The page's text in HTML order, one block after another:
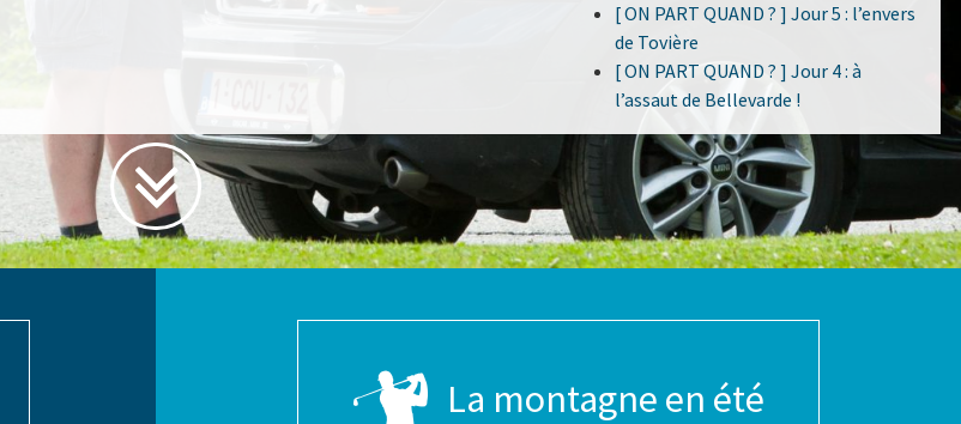
[ ON PART QUAND ? ] Jour 5 : l’envers
de Tovière
[ ON PART QUAND ? ] Jour 4 : à
l’assaut de Bellevarde !
La montagne en été